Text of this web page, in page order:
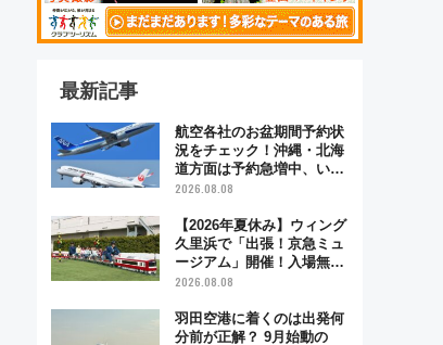
最新記事
航空各社のお盆期間予約状
況をチェック！沖縄・北海
道方面は予約急増中、いま
から狙うべき日は？
2026.08.08
【2026年夏休み】ウィング
久里浜で「出張！京急ミュ
ージアム」開催！入場無料
でスタンプラリーや子ども
2026.08.08
羽田空港に着くのは出発何
分前が正解？ 9月始動の